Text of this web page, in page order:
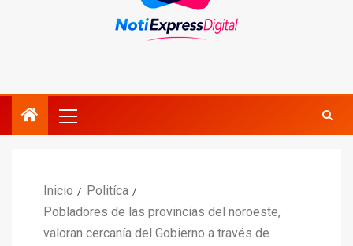
Inicio
Politíca
Pobladores de las provincias del noroeste,
valoran cercanía del Gobierno a través de